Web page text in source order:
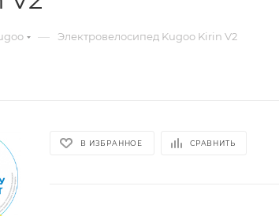
— Электровелосипед Kugoo Kirin V2
В ИЗБРАННОЕ СРАВНИТЬ